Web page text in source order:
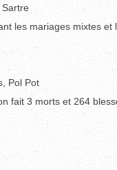
Sartre
les mariages mixtes
Pol Pot
fait 3 morts et 264